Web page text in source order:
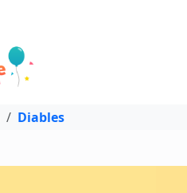
Diables